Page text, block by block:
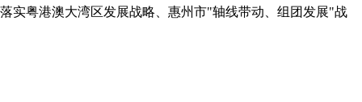
落实粤港澳大湾区发展战略、惠州市"轴线带动、组团发展"战